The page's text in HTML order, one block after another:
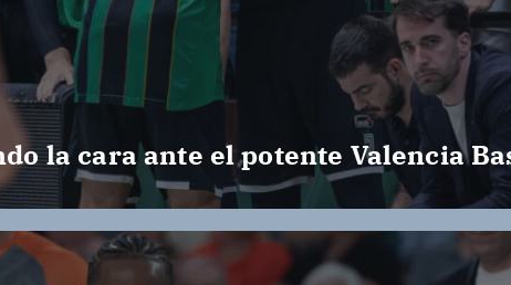
la cara ante el potente Valencia